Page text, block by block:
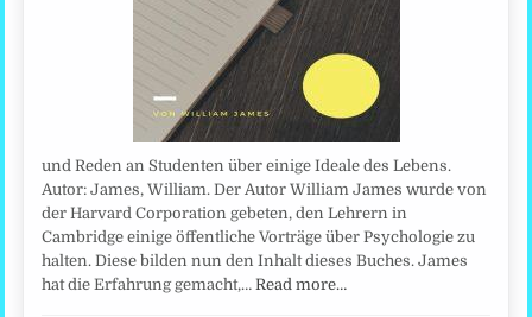
und Reden an Studenten über einige Ideale des Lebens.
Autor: James, William. Der Autor William James wurde von
der Harvard Corporation gebeten, den Lehrern in
Cambridge einige öffentliche Vorträge über Psychologie zu
halten. Diese bilden nun den Inhalt dieses Buches. James
hat die Erfahrung gemacht,…Read more…